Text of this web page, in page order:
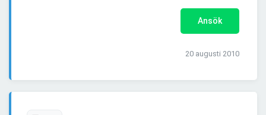
Ansök
20 augusti 2010